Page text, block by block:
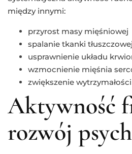
między innymi:
przyrost masy mięśniowej
spalanie tkanki tłuszczowej
usprawnienie układu
wzmocnienie mięśnia
zwiększenie
Aktywność
rozwój